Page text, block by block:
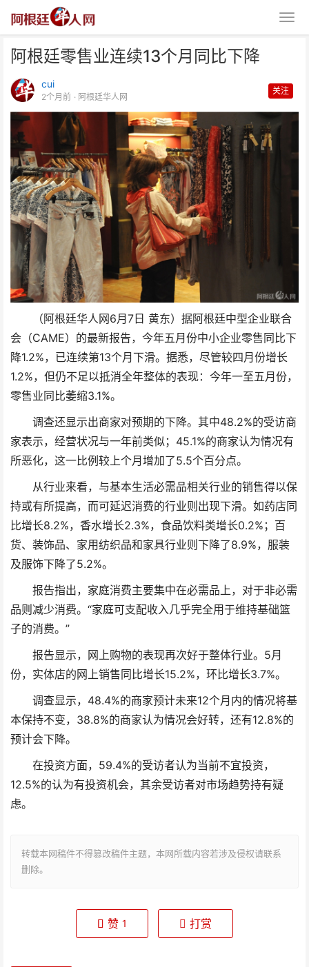
阿根廷零售业连续13个月同比下降
cui
2个月前 · 阿根廷华人网
关注
（阿根廷华人网6月7日 黄东）据阿根廷中型企业联合
会（CAME）的最新报告，今年五月份中小企业零售同比下
降1.2%，已连续第13个月下滑。据悉，尽管较四月份增长
1.2%，但仍不足以抵消全年整体的表现：今年一至五月份，
零售业同比萎缩3.1%。
调查还显示出商家对预期的下降。其中48.2%的受访商
家表示，经营状况与一年前类似；45.1%的商家认为情况有
所恶化，这一比例较上个月增加了5.5个百分点。
从行业来看，与基本生活必需品相关行业的销售得以保
持或有所提高，而可延迟消费的行业则出现下滑。如药店同
比增长8.2%，香水增长2.3%，食品饮料类增长0.2%；百
货、装饰品、家用纺织品和家具行业则下降了8.9%，服装
及服饰下降了5.2%。
报告指出，家庭消费主要集中在必需品上，对于非必需
品则减少消费。“家庭可支配收入几乎完全用于维持基础篮
子的消费。”
报告显示，网上购物的表现再次好于整体行业。5月
份，实体店的网上销售同比增长15.2%，环比增长3.7%。
调查显示，48.4%的商家预计未来12个月内的情况将基
本保持不变，38.8%的商家认为情况会好转，还有12.8%的
预计会下降。
在投资方面，59.4%的受访者认为当前不宜投资，
12.5%的认为有投资机会，其余受访者对市场趋势持有疑
虑。
转载本网稿件不得篡改稿件主题，本网所载内容若涉及侵权请联系
删除。
阿根廷零售业连续13个月同比下
降
赞 1 打赏